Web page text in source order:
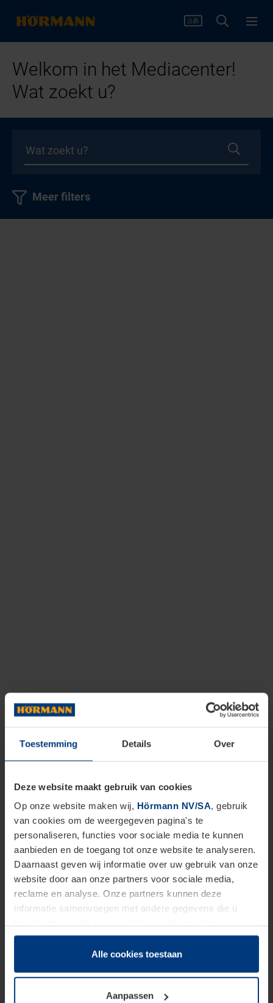
Toestemming Details Over
Deze website maakt gebruik van cookies
Op onze website maken wij, Hörmann NV/SA, gebruik
van cookies om de weergegeven pagina's te
personaliseren, functies voor sociale media te kunnen
aanbieden en de toegang tot onze website te analyseren.
Daarnaast geven wij informatie over uw gebruik van onze
website door aan onze partners voor sociale media,
reclame en analyse. Onze partners kunnen deze
informatie samenvoegen met andere gegevens die u
hun diensten hebben verzameld.
Juridisch hebben wij het recht om cookies op uw
van deze pagina's absoluut vereist is. Voor alle andere
soorten cookies is uw toestemming benodigd. Uw
Alle cookies toestaan
Aanpassen
Welkom in het Mediacenter!
Wat zoekt u?
Meer filters